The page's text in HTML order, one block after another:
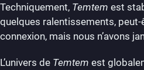
Techniquement, Temtem est
quelques ralentissements,
connexion, mais nous n’avons
L’univers de Temtem est